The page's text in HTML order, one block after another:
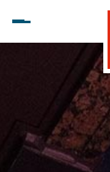
Open menu